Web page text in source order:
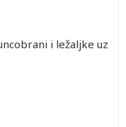
i ležaljke uz